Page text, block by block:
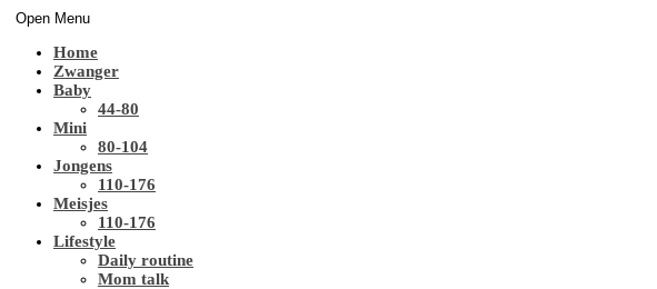
Open Menu
Home
Zwanger
Baby
44-80
Mini
80-104
Jongens
110-176
Meisjes
110-176
Lifestyle
Daily routine
Mom talk